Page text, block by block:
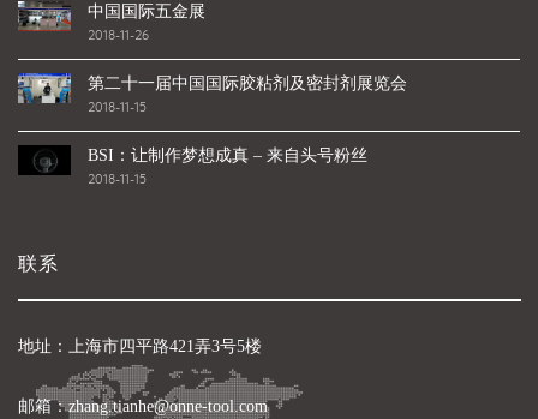
中国国际五金展
2018-11-26
第二十一届中国国际胶粘剂及密封剂展览会
2018-11-15
BSI：让制作梦想成真 – 来自头号粉丝
2018-11-15
联系
地址：上海市四平路421弄3号5楼
邮箱：zhang.tianhe@onne-tool.com